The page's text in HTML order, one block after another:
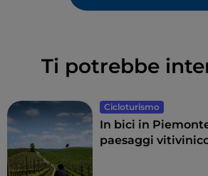
Ti potrebbe
Cicloturismo
In bici in
paesaggi